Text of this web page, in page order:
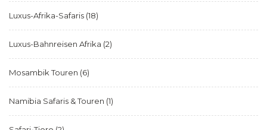
Luxus-Afrika-Safaris (18)
Luxus-Bahnreisen Afrika (2)
Mosambik Touren (6)
Namibia Safaris & Touren (1)